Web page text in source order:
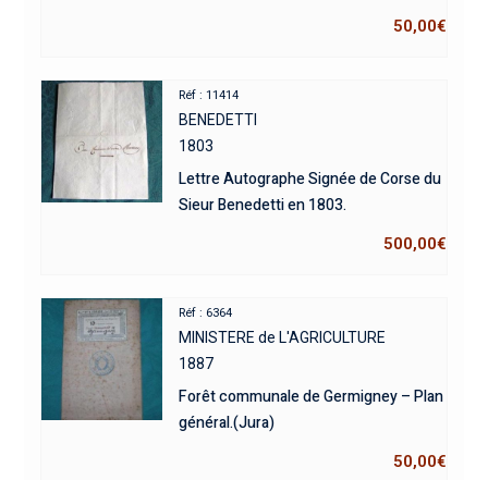
50,00€
Réf : 11414
BENEDETTI
1803
Lettre Autographe Signée de Corse du
Sieur Benedetti en 1803.
500,00€
Réf : 6364
MINISTERE de L'AGRICULTURE
1887
Forêt communale de Germigney – Plan
général.(Jura)
50,00€